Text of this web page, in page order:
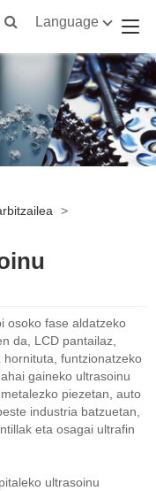
Language
>
osoko fase aldatzeko
da, LCD pantailaz,
funtzionatzeko
gaineko ultrasoinu
piezetan, auto
industria batzuetan,
eta osagai ultrafin
ultrasoinu